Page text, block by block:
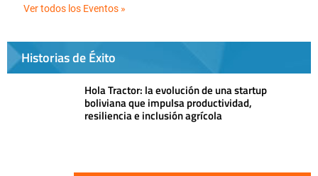
Ver todos los Eventos »
Historias de Éxito
Hola Tractor: la evolución de una startup
boliviana que impulsa productividad,
resiliencia e inclusión agrícola